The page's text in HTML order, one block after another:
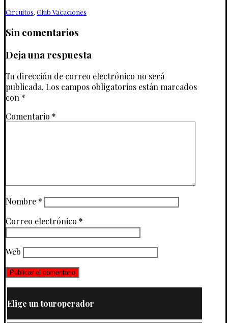
Circuitos,Club Vacaciones
Sin comentarios
Deja una respuesta
Tu dirección de correo electrónico no será
publicada. Los campos obligatorios están marcados
con *
Comentario *
Nombre *
Correo electrónico *
Web
Elige un touroperador